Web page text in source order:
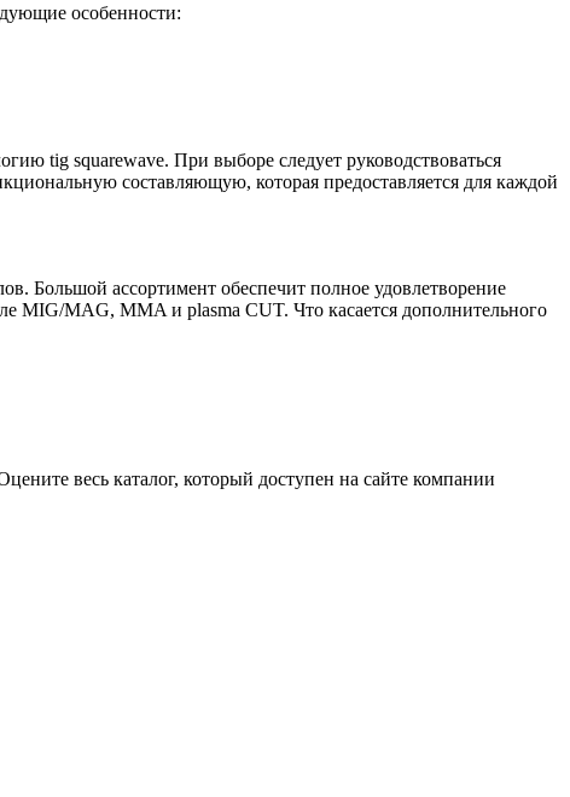
особенности:
tig squarewave. При выборе следует руководствоваться
составляющую, которая предоставляется для каждой
Большой ассортимент обеспечит полное удовлетворение
MIG/MAG, MMA и plasma CUT. Что касается дополнительного
весь каталог, который доступен на сайте компании